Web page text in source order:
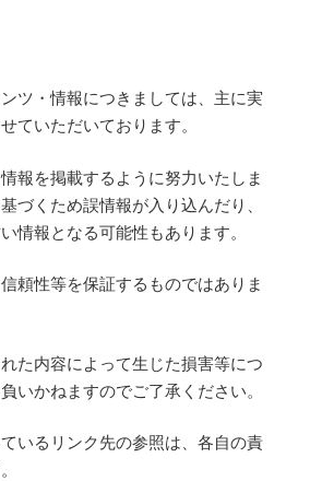
ツ・情報につきましては、主に実
ていただいております。
報を掲載するように努力いたしま
づくため誤情報が入り込んだり、
情報となる可能性もあります。
頼性等を保証するものではありま
た内容によって生じた損害等につ
いかねますのでご了承ください。
いるリンク先の参照は、各自の責